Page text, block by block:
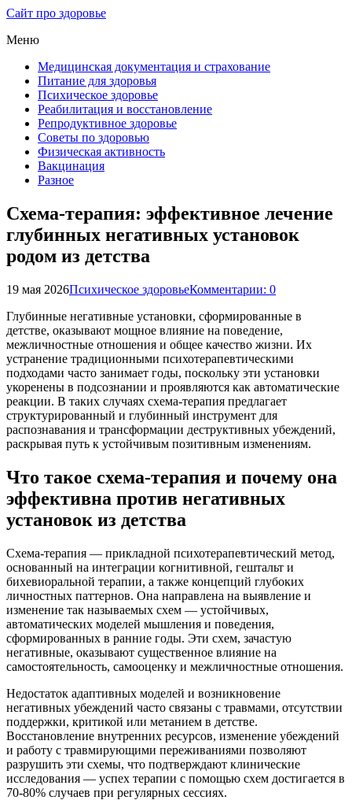
Сайт про здоровье
Меню
Медицинская документация и страхование
Питание для здоровья
Психическое здоровье
Реабилитация и восстановление
Репродуктивное здоровье
Советы по здоровью
Физическая активность
Вакцинация
Разное
Схема-терапия: эффективное лечение
глубинных негативных установок
родом из детства
19 мая 2026Психическое здоровьеКомментарии: 0
Глубинные негативные установки, сформированные в
детстве, оказывают мощное влияние на поведение,
межличностные отношения и общее качество жизни. Их
устранение традиционными психотерапевтическими
подходами часто занимает годы, поскольку эти установки
укоренены в подсознании и проявляются как автоматические
реакции. В таких случаях схема-терапия предлагает
структурированный и глубинный инструмент для
распознавания и трансформации деструктивных убеждений,
раскрывая путь к устойчивым позитивным изменениям.
Что такое схема-терапия и почему она
эффективна против негативных
установок из детства
Схема-терапия — прикладной психотерапевтический метод,
основанный на интеграции когнитивной, гештальт и
бихевиоральной терапии, а также концепций глубоких
личностных паттернов. Она направлена на выявление и
изменение так называемых схем — устойчивых,
автоматических моделей мышления и поведения,
сформированных в ранние годы. Эти схем, зачастую
негативные, оказывают существенное влияние на
самостоятельность, самооценку и межличностные отношения.
Недостаток адаптивных моделей и возникновение
негативных убеждений часто связаны с травмами, отсутствии
поддержки, критикой или метанием в детстве.
Восстановление внутренних ресурсов, изменение убеждений
и работу с травмирующими переживаниями позволяют
разрушить эти схемы, что подтверждают клинические
исследования — успех терапии с помощью схем достигается в
70-80% случаев при регулярных сессиях.